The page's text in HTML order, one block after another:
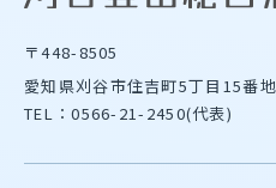
〒448-8505
愛知県刈谷市住吉町5丁目15番地
TEL：0566-21-2450(代表)